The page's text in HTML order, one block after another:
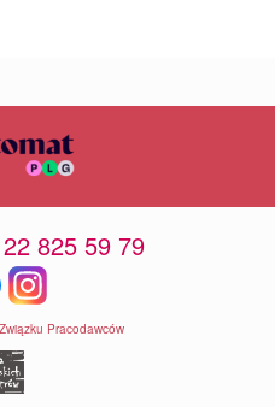
825 59 79
Pracodawców